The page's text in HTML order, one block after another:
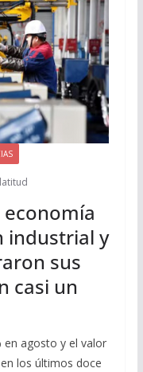
industrial y
sus
casi un
en agosto y el valor
los últimos doce